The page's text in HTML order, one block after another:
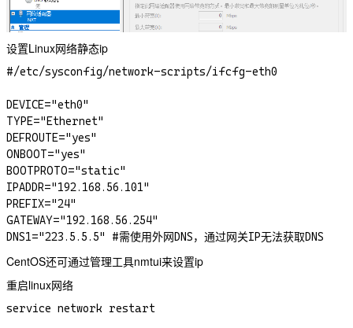
设置Linux网络静态ip
#/etc/sysconfig/network-scripts/ifcfg-eth0
DEVICE="eth0"
TYPE="Ethernet"
DEFROUTE="yes"
ONBOOT="yes"
BOOTPROTO="static"
IPADDR="192.168.56.101"
PREFIX="24"
GATEWAY="192.168.56.254"
CentOS还可通过管理工具nmtui来设置ip
重启linux网络